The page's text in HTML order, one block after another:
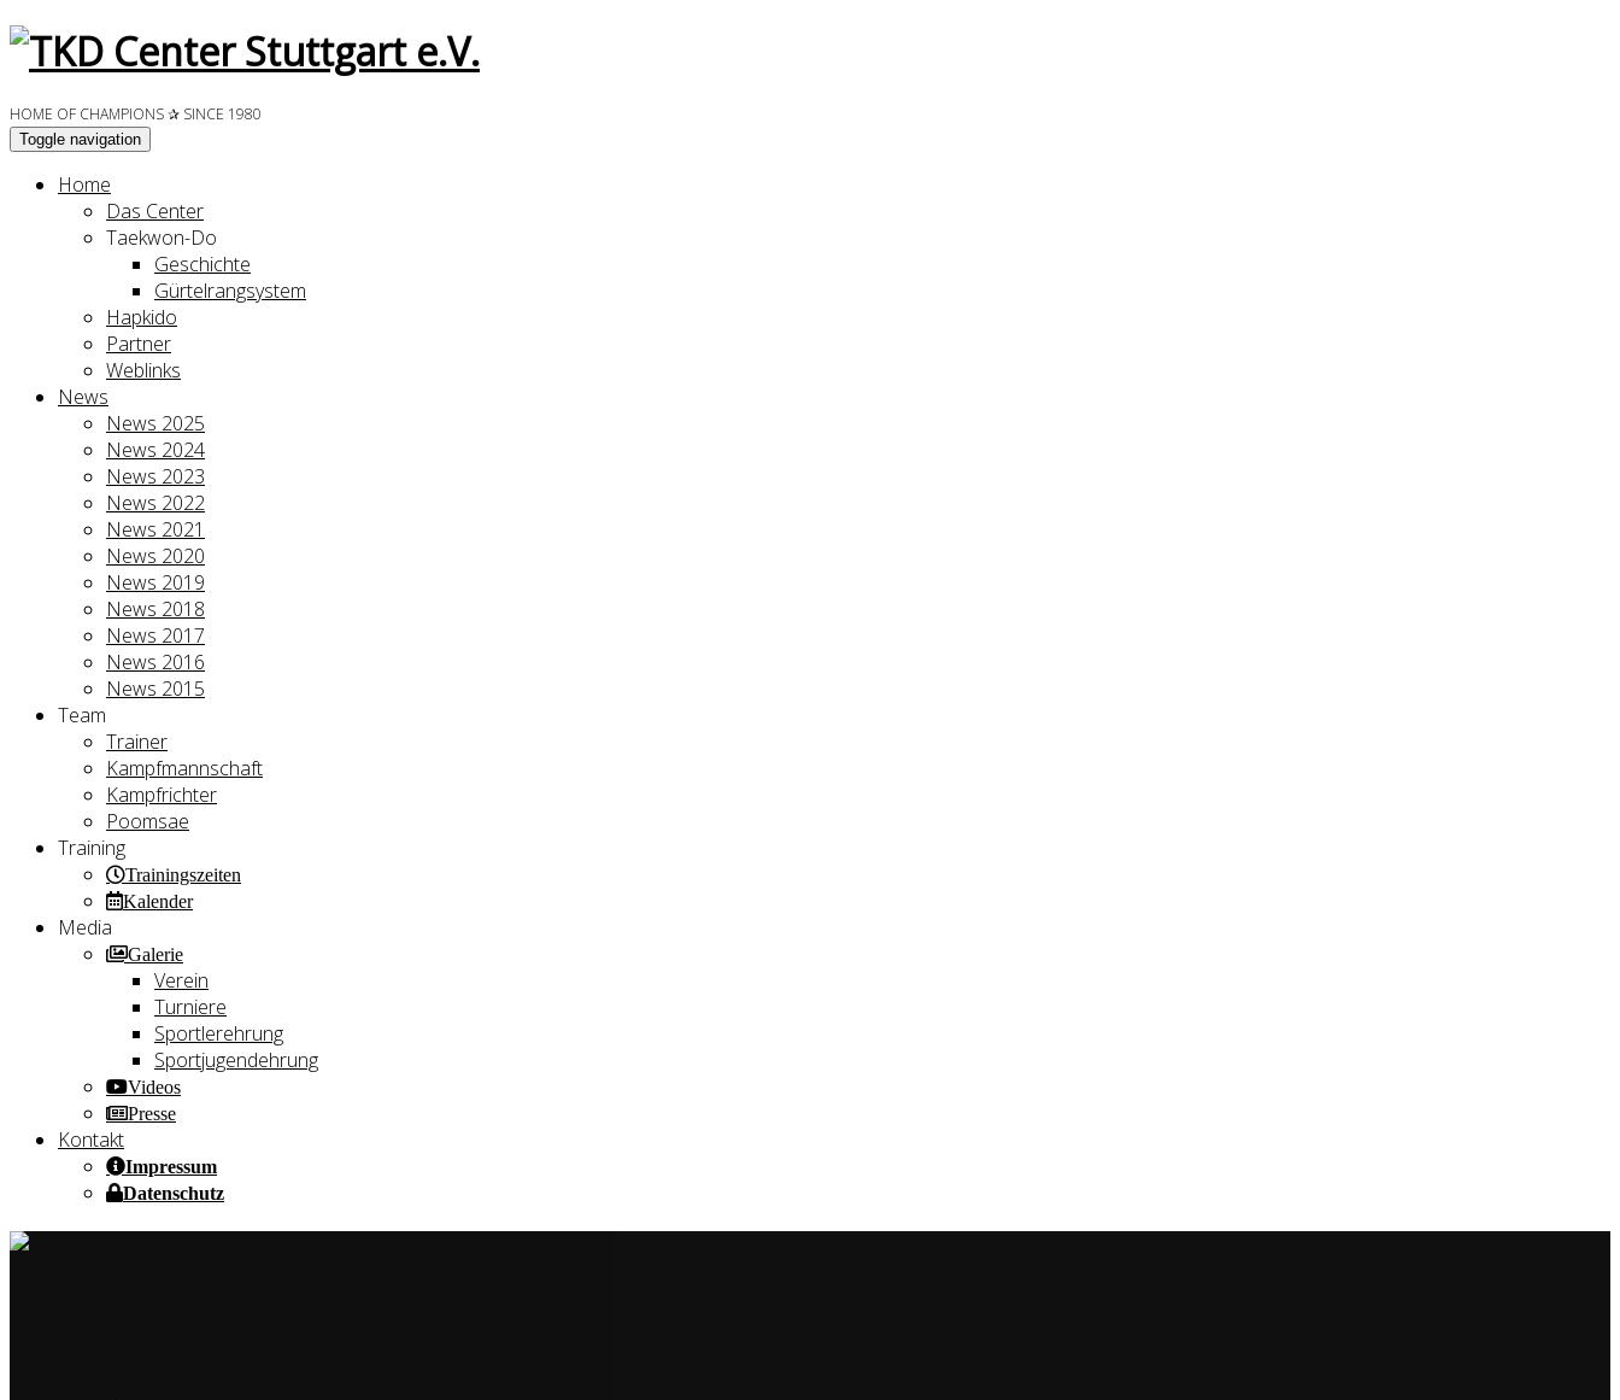
HOME OF CHAMPIONS ✰ SINCE 1980
Toggle navigation
Home
Das Center
Taekwon-Do
Geschichte
Gürtelrangsystem
Hapkido
Partner
Weblinks
News
News 2025
News 2024
News 2023
News 2022
News 2021
News 2020
News 2019
News 2018
News 2017
News 2016
News 2015
Team
Trainer
Kampfmannschaft
Kampfrichter
Poomsae
Training
Trainingszeiten
Kalender
Media
Galerie
Verein
Turniere
Sportlerehrung
Sportjugendehrung
Videos
Presse
Kontakt
Impressum
Datenschutz